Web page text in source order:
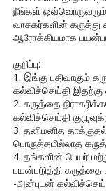
நீங்கள்
வாசகர்களின் கருத்து
ஆரோக்கியமாக
குறிப்பு:
1. இங்கு பதிவாகும்
கல்விச்செய்தி
2. கருத்தை
கல்விச்செய்தி
3. தனிமனித
பொருத்தமில்லாத
4. தங்களின் பெயர்
பயன்படுத்தி கருத்தை
-அன்புடன்